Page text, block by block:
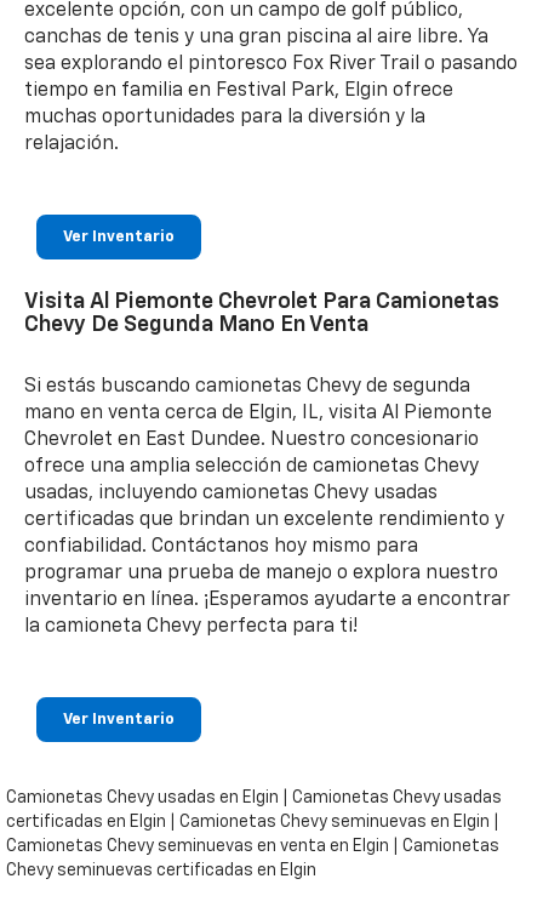
excelente opción, con un campo de golf público,
canchas de tenis y una gran piscina al aire libre. Ya
sea explorando el pintoresco Fox River Trail o pasando
tiempo en familia en Festival Park, Elgin ofrece
muchas oportunidades para la diversión y la
relajación.
Ver Inventario
Visita Al Piemonte Chevrolet Para Camionetas
Chevy De Segunda Mano En Venta
Si estás buscando camionetas Chevy de segunda
mano en venta cerca de Elgin, IL, visita Al Piemonte
Chevrolet en East Dundee. Nuestro concesionario
ofrece una amplia selección de camionetas Chevy
usadas, incluyendo camionetas Chevy usadas
certificadas que brindan un excelente rendimiento y
confiabilidad. Contáctanos hoy mismo para
programar una prueba de manejo o explora nuestro
inventario en línea. ¡Esperamos ayudarte a encontrar
la camioneta Chevy perfecta para ti!
Ver Inventario
Camionetas Chevy usadas en Elgin | Camionetas Chevy usadas
certificadas en Elgin | Camionetas Chevy seminuevas en Elgin |
Camionetas Chevy seminuevas en venta en Elgin | Camionetas
Chevy seminuevas certificadas en Elgin